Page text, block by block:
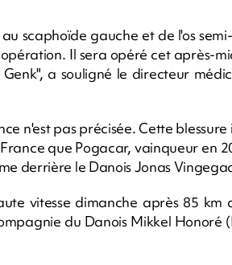
scaphoïde gauche et de l'os
Il sera opéré cet après-
a souligné le directeur
n'est pas précisée. Cette
que Pogacar, vainqueur en
derrière le Danois Jonas
vitesse dimanche après 85 km
du Danois Mikkel Honoré